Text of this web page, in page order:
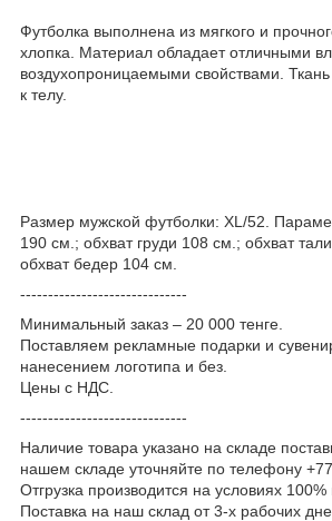
Футболка выполнена из мягкого и
хлопка. Материал обладает отличными
воздухопроницаемыми свойствами.
к телу.
Размер мужской футболки: XL/52.
190 см.; обхват груди 108 см.; обхват
обхват бедер 104 см.
------------------------------
Минимальный заказ – 20 000 тенге.
Поставляем рекламные подарки и
нанесением логотипа и без.
Цены с НДС.
------------------------------
Наличие товара указано на складе
нашем складе уточняйте по телефону
Отгрузка производится на условиях 100%
Поставка на наш склад от 3-x рабочих